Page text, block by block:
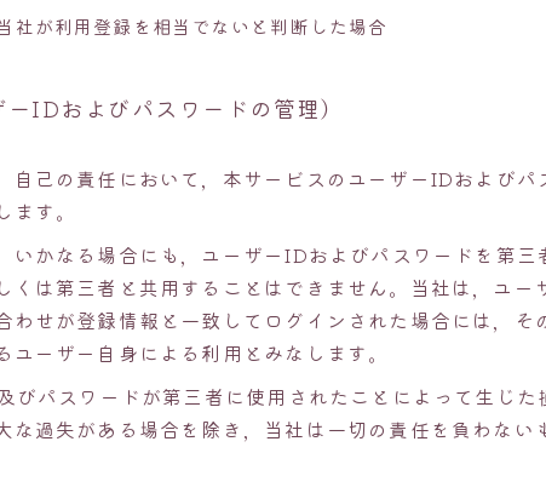
社が利用登録を相当でないと判断した場合
IDおよびパスワードの管理）
自己の責任において，本サービスのユーザーIDおよびパ
す。
いかなる場合にも，ユーザーIDおよびパスワードを第三
くは第三者と共用することはできません。当社は，ユー
わせが登録情報と一致してログインされた場合には，そ
ユーザー自身による利用とみなします。
びパスワードが第三者に使用されたことによって生じた
な過失がある場合を除き，当社は一切の責任を負わない